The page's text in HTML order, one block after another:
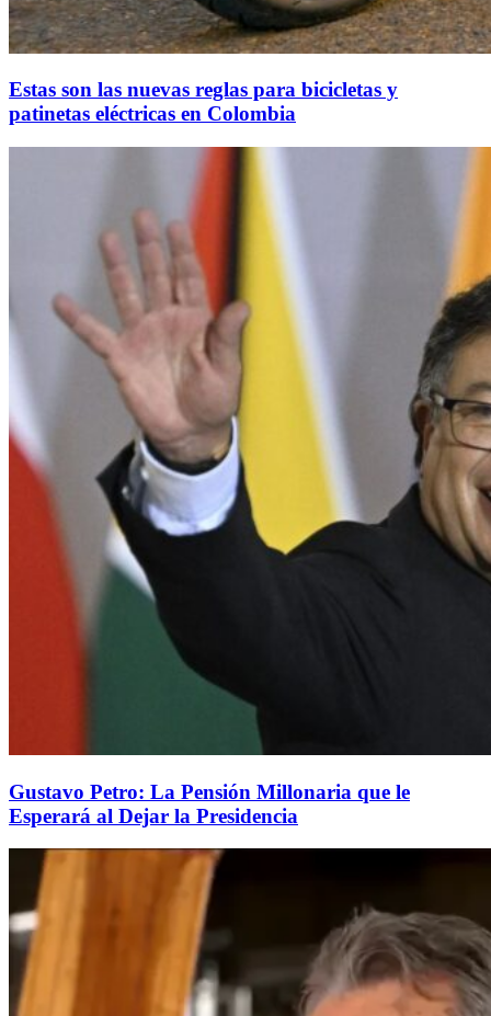
Estas son las nuevas reglas para bicicletas y
patinetas eléctricas en Colombia
Gustavo Petro: La Pensión Millonaria que le
Esperará al Dejar la Presidencia